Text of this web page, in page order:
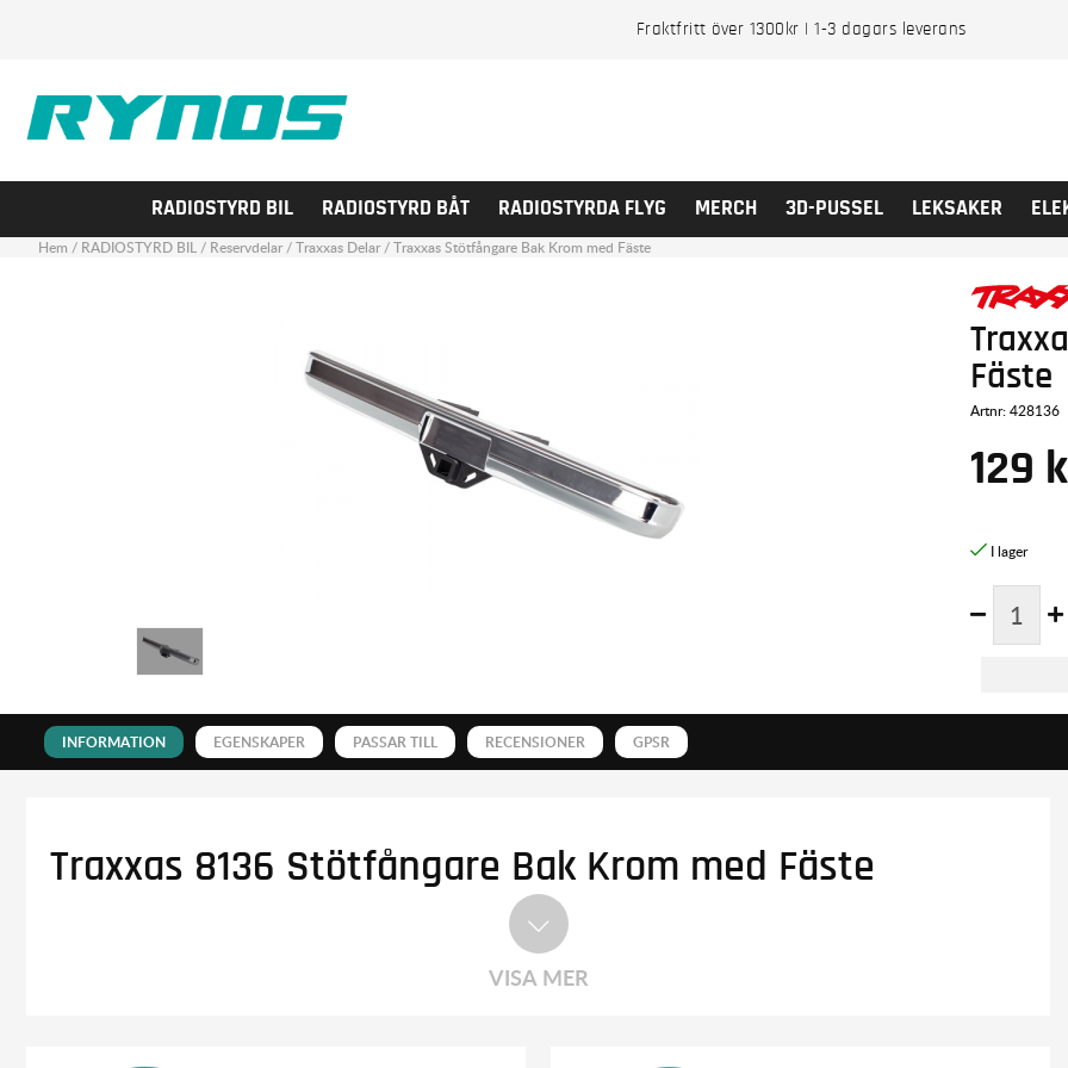
Fraktfritt över 1300kr | 1-3 dagars leverans
RADIOSTYRD BIL RADIOSTYRD BÅT RADIOSTYRDA FLYG MERCH 3D-PUSSEL LEKSAKER
Hem / RADIOSTYRD BIL/ Reservdelar/Traxxas Delar/Traxxas Stötfångare Bak Krom med Fäste
Fäste
Artnr:428136
129
INFORMATION EGENSKAPER PASSAR TILL RECENSIONER GPSR
Traxxas 8136 Stötfångare Bak Krom med Fäste
VISA MER